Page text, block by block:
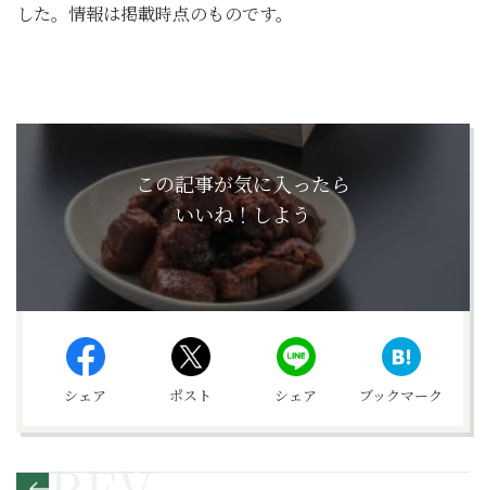
した。情報は掲載時点のものです。
この記事が気に入ったら
いいね！しよう
シェア ポスト シェア ブックマーク